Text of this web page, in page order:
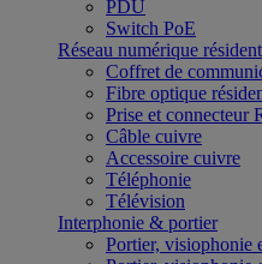
PDU
Switch PoE
Réseau numérique
Coffret de
Fibre optique
Prise et connecteur
Câble cuivre
Accessoire cuivre
Téléphonie
Télévision
Interphonie & portier
Portier, visiophonie